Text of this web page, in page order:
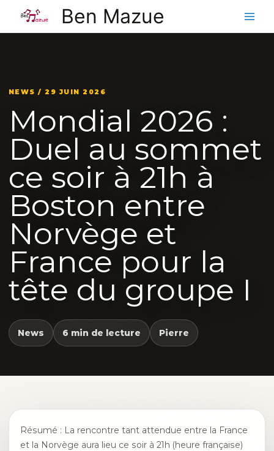
contenu
Ben Mazue
NEWS / 29 JUIN 2026
Mondial 2026 :
Duel au sommet
ce soir à 21h à
Boston entre
Norvège et
France pour la
tête du groupe I
News 6 min de lecture Pierre
Résumé : La rencontre tant attendue entre la France
et la Norvège aura lieu ce soir à 21h (heure française)